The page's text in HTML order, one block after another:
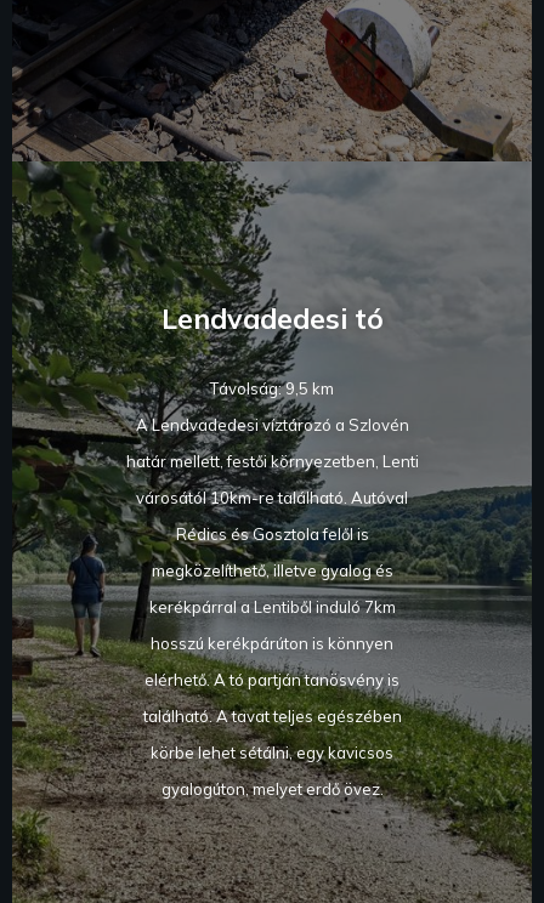
Lendvadedesi tó
Távolság: 9,5 km
A Lendvadedesi víztározó a Szlovén
határ mellett, festői környezetben, Lenti
városától 10km-re található. Autóval
Rédics és Gosztola felől is
megközelíthető, illetve gyalog és
kerékpárral a Lentiből induló 7km
hosszú kerékpárúton is könnyen
elérhető. A tó partján tanösvény is
található. A tavat teljes egészében
körbe lehet sétálni, egy kavicsos
gyalogúton, melyet erdő övez.